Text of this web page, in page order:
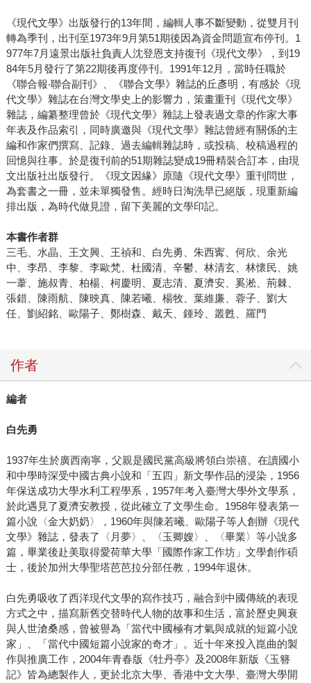
《現代文學》出版發行的13年間，編輯人事不斷變動，從雙月刊
轉為季刊，出刊至1973年9月第51期後因為資金問題宣布停刊。1
977年7月遠景出版社負責人沈登恩支持復刊《現代文學》，到19
84年5月發行了第22期後再度停刊。1991年12月，當時任職於
《聯合報‧聯合副刊》、《聯合文學》雜誌的丘彥明，有感於《現
代文學》雜誌在台灣文學史上的影響力，策畫重刊《現代文學》
雜誌，編纂整理曾於《現代文學》雜誌上發表過文章的作家大事
年表及作品索引，同時廣邀與《現代文學》雜誌曾經有關係的主
編和作家們撰寫、記錄、過去編輯雜誌時，或投稿、校稿過程的
回憶與往事。於是復刊前的51期雜誌變成19冊精裝合訂本，由現
文出版社出版發行。《現文因緣》原隨《現代文學》重刊問世，
為套書之一冊，並未單獨發售。經時日淘洗早已絕版，現重新編
排出版，為時代做見證，留下美麗的文學印記。
本書作者群
三毛、水晶、王文興、王禎和、白先勇、朱西寗、何欣、余光
中、李昂、李黎、李歐梵、杜國清、辛鬱、林清玄、林懷民、姚
一葦、施叔青、柏楊、柯慶明、夏志清、夏濟安、奚淞、荊棘、
張錯、陳雨航、陳映真、陳若曦、楊牧、葉維廉、蓉子、劉大
任、劉紹銘、歐陽子、鄭樹森、戴天、鍾玲、叢甦、羅門
作者
編者
白先勇
1937年生於廣西南寧，父親是國民黨高級將領白崇禧。在讀國小
和中學時深受中國古典小說和「五四」新文學作品的浸染，1956
年保送成功大學水利工程學系，1957年考入臺灣大學外文學系，
於此遇見了夏濟安教授，從此確立了文學生命。1958年發表第一
篇小說〈金大奶奶〉，1960年與陳若曦、歐陽子等人創辦《現代
文學》雜誌，發表了〈月夢〉、〈玉卿嫂〉、〈畢業〉等小說多
篇，畢業後赴美取得愛荷華大學「國際作家工作坊」文學創作碩
士，後於加州大學聖塔芭芭拉分部任教，1994年退休。
白先勇吸收了西洋現代文學的寫作技巧，融合到中國傳統的表現
方式之中，描寫新舊交替時代人物的故事和生活，富於歷史興衰
與人世滄桑感，曾被譽為「當代中國極有才氣與成就的短篇小說
家」、「當代中國短篇小說家的奇才」。近十年來投入崑曲的製
作與推廣工作，2004年青春版《牡丹亭》及2008年新版《玉簪
記》皆為總製作人，更於北京大學、香港中文大學、臺灣大學開